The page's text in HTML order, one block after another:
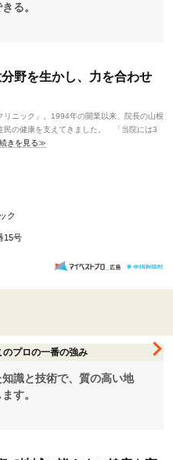
る。
野を生かし、力を合わせ
ニック」。1994年の開業以来、院長の山根
民の健康を支えてきました。 「当院には3
きを見る≫
ク
15号
のプロの一番の強み
識と技術で、質の高い地
す。